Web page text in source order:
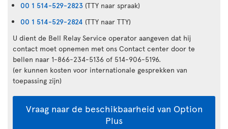
00 1 514-529-2823 (TTY naar spraak)
00 1 514-529-2824 (TTY naar TTY)
U dient de Bell Relay Service operator aangeven dat hij
contact moet opnemen met ons Contact center door te
bellen naar 1-866-234-5136 of 514-906-5196.
(er kunnen kosten voor internationale gesprekken van
toepassing zijn)
Vraag naar de beschikbaarheid van Option
Plus